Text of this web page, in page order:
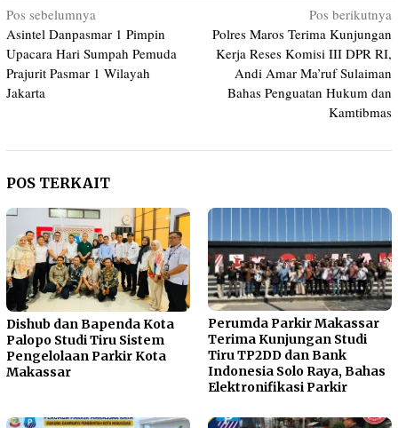
Navigasi
pos
Pos sebelumnya
Asintel Danpasmar 1 Pimpin
Upacara Hari Sumpah Pemuda
Prajurit Pasmar 1 Wilayah
Jakarta
Pos berikutnya
Polres Maros Terima Kunjungan
Kerja Reses Komisi III DPR RI,
Andi Amar Ma’ruf Sulaiman
Bahas Penguatan Hukum dan
Kamtibmas
POS TERKAIT
Dishub dan Bapenda Kota
Palopo Studi Tiru Sistem
Pengelolaan Parkir Kota
Makassar
Perumda Parkir Makassar
Terima Kunjungan Studi
Tiru TP2DD dan Bank
Indonesia Solo Raya, Bahas
Elektronifikasi Parkir